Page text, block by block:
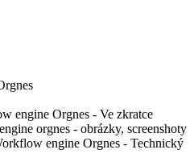
engine Orgnes - Ve zkratce
orgnes - obrázky, screenshoty
engine Orgnes - Technický